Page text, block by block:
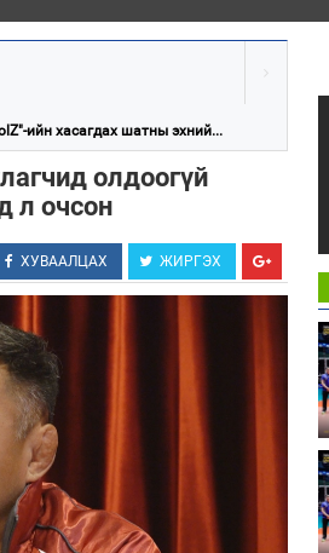
ийн хасагдах шатны эхний...
олдоогүй
л очсон
ХУВААЛЦАХ ЖИРГЭХ